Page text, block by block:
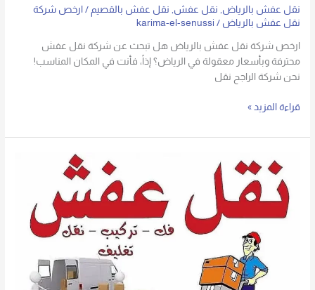
نقل عفش بالرياض نقل عفش نقل عفش بالقصيم /ارخص شركة
نقل عفش بالرياض /
karima-el-senussi
ارخص شركة نقل عفش بالرياض هل تبحث عن شركة نقل عفش
محترفة وبأسعار معقولة في الرياض؟ إذاً، فأنت في المكان المناسب!
نحن شركة الراجح نقل
قراءة المزيد »
عفش
الرياض